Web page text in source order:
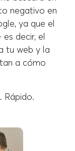
negativo en
ya que el
decir, el
tu web y la
a cómo
Rápido.